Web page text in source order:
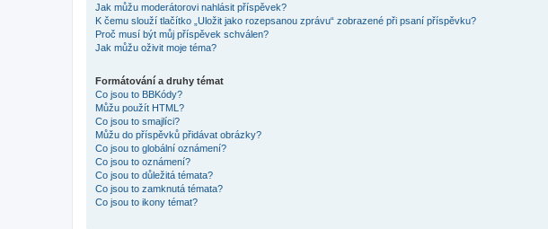
Jak můžu moderátorovi nahlásit příspěvek?
K čemu slouží tlačítko „Uložit jako rozepsanou zprávu“ zobrazené při psaní příspěvku?
Proč musí být můj příspěvek schválen?
Jak můžu oživit moje téma?
Formátování a druhy témat
Co jsou to BBKódy?
Můžu použít HTML?
Co jsou to smajlíci?
Můžu do příspěvků přidávat obrázky?
Co jsou to globální oznámení?
Co jsou to oznámení?
Co jsou to důležitá témata?
Co jsou to zamknutá témata?
Co jsou to ikony témat?